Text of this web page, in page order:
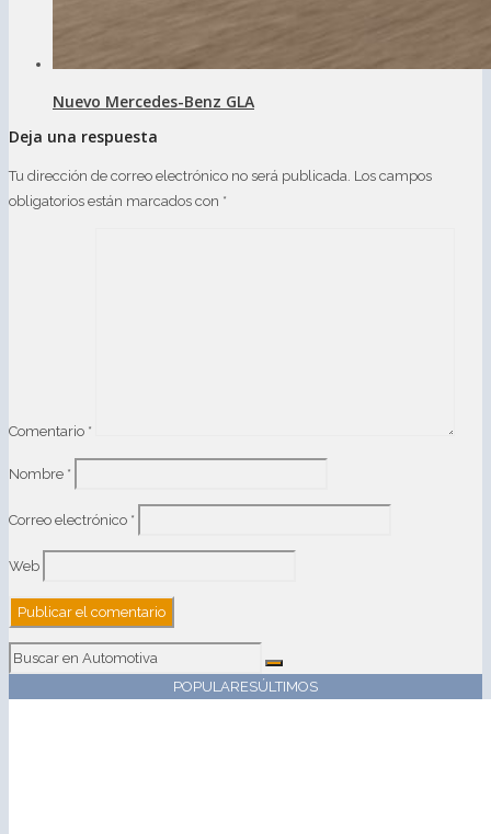
Nuevo Mercedes-Benz GLA
Deja una respuesta
Tu dirección de correo electrónico no será publicada. Los campos
obligatorios están marcados con *
Comentario *
Nombre *
Correo electrónico *
Web
POPULARESÚLTIMOS